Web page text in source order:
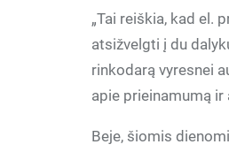
„Tai reiškia, kad el.
atsižvelgti į du
rinkodarą vyresnei
apie prieinamumą
Beje, šiomis